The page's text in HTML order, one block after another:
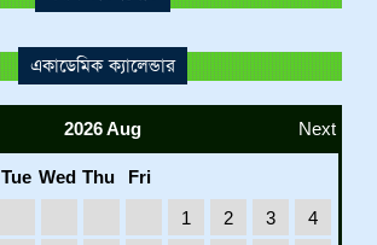
একাডেমিক ক্যালেন্ডার
2026 Aug Next
Tue Wed Thu
Fri
1
2 3
4